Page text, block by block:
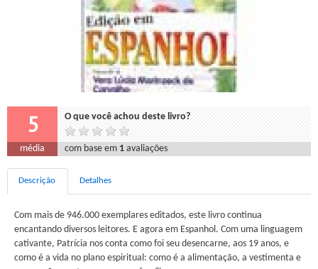
5 O que você achou deste livro?
média com base em 1 avaliações
Descrição Detalhes
Com mais de 946.000 exemplares editados, este livro continua
encantando diversos leitores. E agora em Espanhol. Com uma linguagem
cativante, Patrícia nos conta como foi seu desencarne, aos 19 anos, e
como é a vida no plano espiritual: como é a alimentação, a vestimenta e